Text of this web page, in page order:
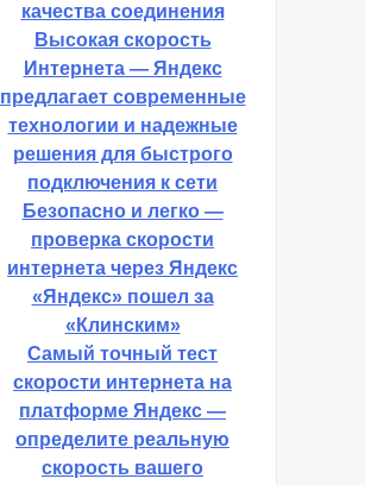
качества соединения
Высокая скорость
Интернета — Яндекс
предлагает современные
технологии и надежные
решения для быстрого
подключения к сети
Безопасно и легко —
проверка скорости
интернета через Яндекс
«Яндекс» пошел за
«Клинским»
Самый точный тест
скорости интернета на
платформе Яндекс —
определите реальную
скорость вашего